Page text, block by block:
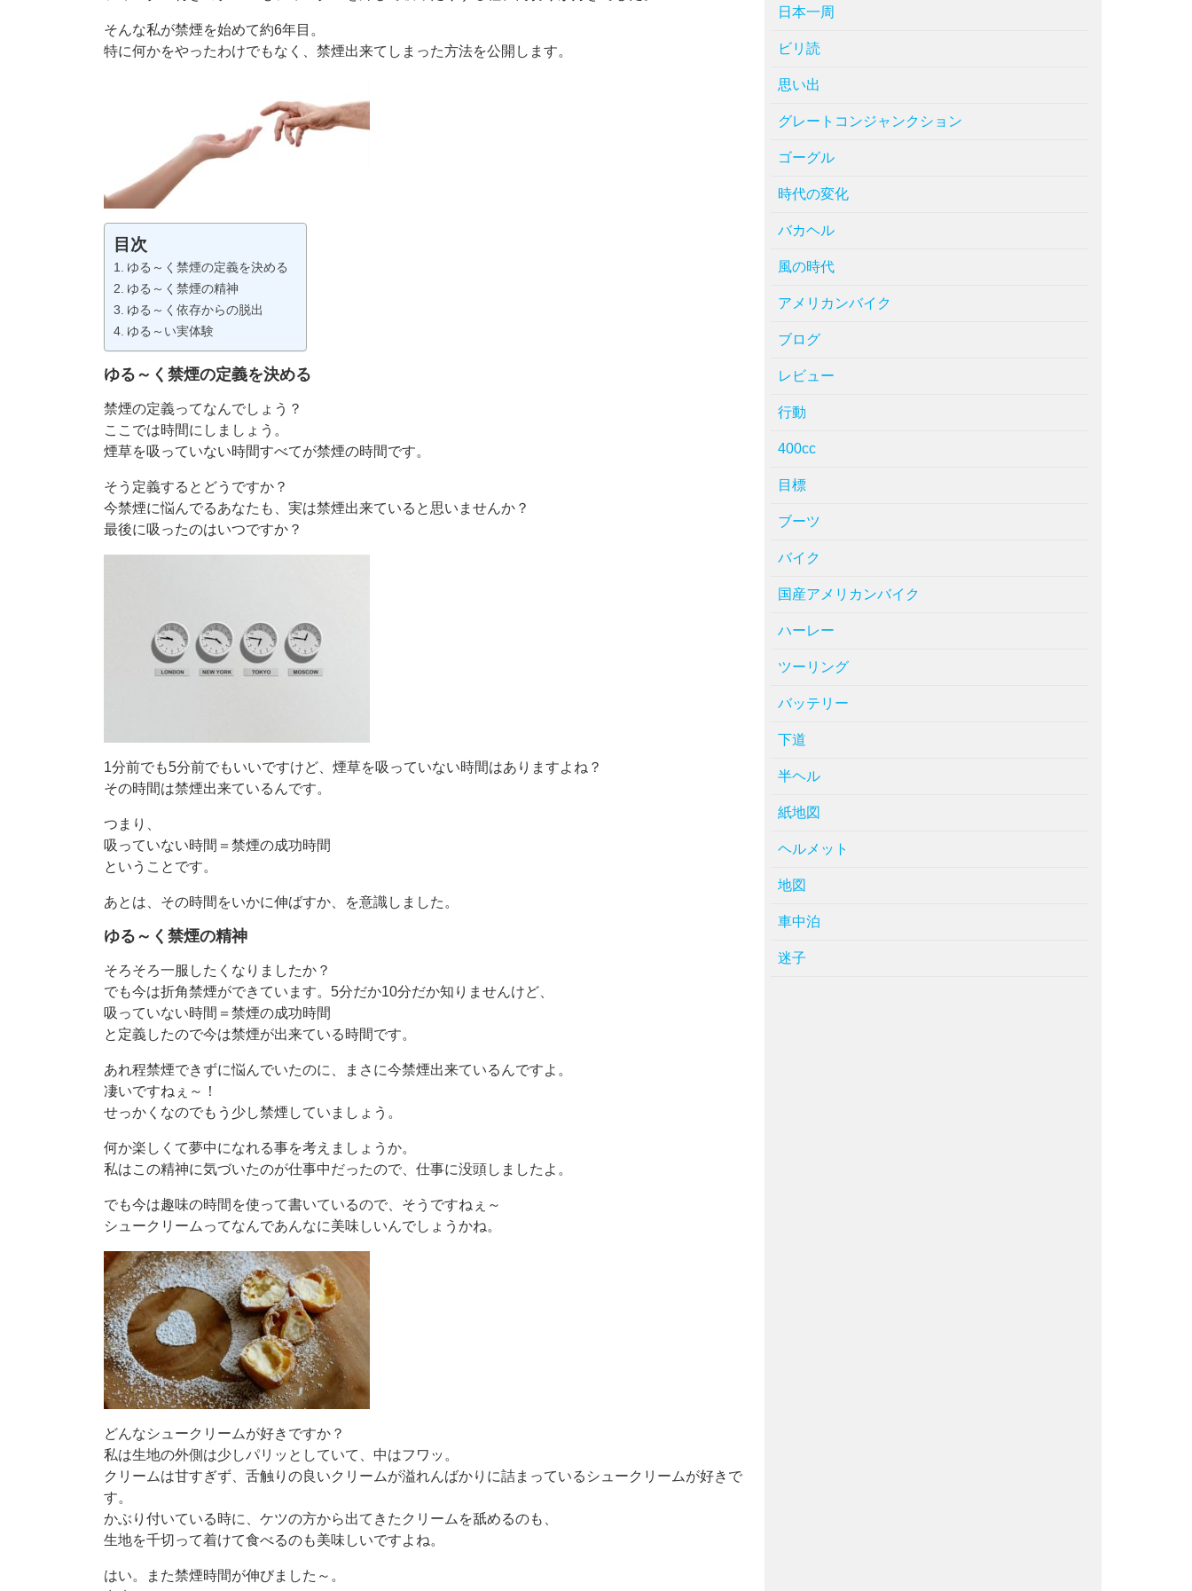
そんな私が禁煙を始めて約6年目。
特に何かをやったわけでもなく、禁煙出来てしまった方法を公開します。
目次
ゆる～く禁煙の定義を決める
ゆる～く禁煙の精神
ゆる～く依存からの脱出
ゆる～い実体験
ゆる～く禁煙の定義を決める
禁煙の定義ってなんでしょう？
ここでは時間にしましょう。
煙草を吸っていない時間すべてが禁煙の時間です。
そう定義するとどうですか？
今禁煙に悩んでるあなたも、実は禁煙出来ていると思いませんか？
最後に吸ったのはいつですか？
1分前でも5分前でもいいですけど、煙草を吸っていない時間はありますよね？
その時間は禁煙出来ているんです。
つまり、
吸っていない時間＝禁煙の成功時間
ということです。
あとは、その時間をいかに伸ばすか、を意識しました。
ゆる～く禁煙の精神
そろそろ一服したくなりましたか？
でも今は折角禁煙ができています。5分だか10分だか知りませんけど、
吸っていない時間＝禁煙の成功時間
と定義したので今は禁煙が出来ている時間です。
あれ程禁煙できずに悩んでいたのに、まさに今禁煙出来ているんですよ。
凄いですねぇ～！
せっかくなのでもう少し禁煙していましょう。
何か楽しくて夢中になれる事を考えましょうか。
私はこの精神に気づいたのが仕事中だったので、仕事に没頭しましたよ。
でも今は趣味の時間を使って書いているので、そうですねぇ～
シュークリームってなんであんなに美味しいんでしょうかね。
どんなシュークリームが好きですか？
私は生地の外側は少しパリッとしていて、中はフワッ。
クリームは甘すぎず、舌触りの良いクリームが溢れんばかりに詰まっているシュークリームが好きで
す。
かぶり付いている時に、ケツの方から出てきたクリームを舐めるのも、
生地を千切って着けて食べるのも美味しいですよね。
はい。また禁煙時間が伸びました～。
日本一周
ビリ読
思い出
グレートコンジャンクション
ゴーグル
時代の変化
バカヘル
風の時代
アメリカンバイク
ブログ
レビュー
行動
400cc
目標
ブーツ
バイク
国産アメリカンバイク
ハーレー
ツーリング
バッテリー
下道
半ヘル
紙地図
ヘルメット
地図
車中泊
迷子